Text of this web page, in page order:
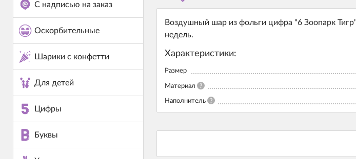
С надписью на заказ
Оскорбительные
Шарики с конфетти
Для детей
Цифры
Буквы
Воздушный шар из фольги цифра "6 Зоопарк
недель.
Характеристики:
Размер
Материал ?
Наполнитель ?